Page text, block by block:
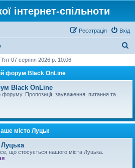
інтернет-спільноти
Вхід
Реєстрація
у
07 серпня 2026 р. 10:06
форум Black OnLine
Black OnLine
форуму. Пропозиції, зауваження, питання та
місто Луцьк
що стосується нашого міста Луцька.